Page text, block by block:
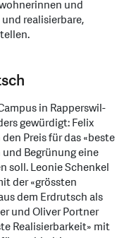
und
realisierbare,
in Rapperswil-
gewürdigt: Felix
Preis für das «beste
Begrünung eine
soll. Leonie Schenkel
der «grössten
dem Erdrutsch als
und Oliver Portner
Realisierbarkeit» mit